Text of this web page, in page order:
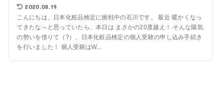
2020.08.19
こんにちは、日本化粧品検定に挑戦中の石川です。 最近 暖かくなっ
てきたな～と思っていたら、本日は まさかの20度越え！ そんな陽気
の勢いを借りて（?）、日本化粧品検定の個人受験の申し込み手続き
を行いました！ 個人受験はW...